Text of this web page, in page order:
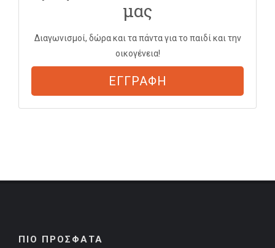
μας
Διαγωνισμοί, δώρα και τα πάντα για το παιδί και την
οικογένεια!
ΕΓΓΡΑΦΗ
ΠΙΟ ΠΡΟΣΦΑΤΑ